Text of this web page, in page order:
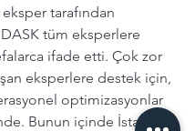
eksper tarafından
tüm eksperlere
ifade etti. Çok zor
eksperlere destek için,
optimizasyonlar
Bunun içinde İstanbul